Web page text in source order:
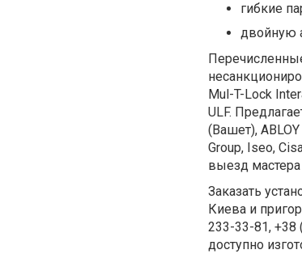
гибкие
двойную
Mul-T-Lock
ULF.
(Вашет),
Group, Iseo,
выезд мастера
Заказать
Киева и
233-33-81, +38
доступно